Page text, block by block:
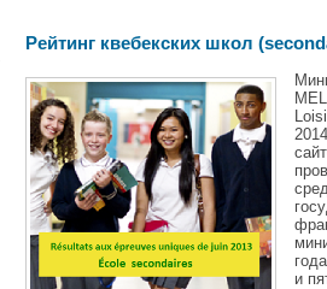
Рейтинг квебекских школ
и